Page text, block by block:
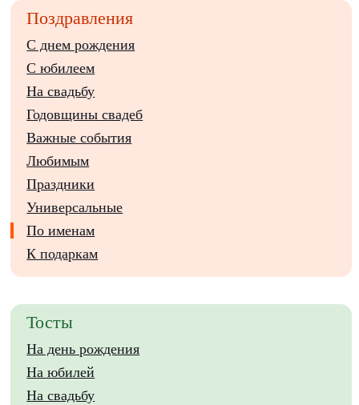
Поздравления
С днем рождения
С юбилеем
На свадьбу
Годовщины свадеб
Важные события
Любимым
Праздники
Универсальные
По именам
К подаркам
Тосты
На день рождения
На юбилей
На свадьбу